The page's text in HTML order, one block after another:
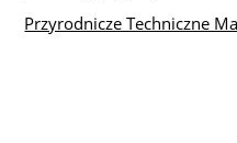
Przyrodnicze Techniczne